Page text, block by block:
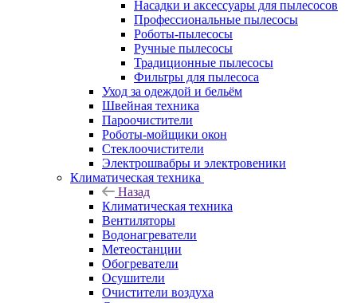
Насадки и аксессуары для пылесосов
Профессиональные пылесосы
Роботы-пылесосы
Ручные пылесосы
Традиционные пылесосы
Фильтры для пылесоса
Уход за одеждой и бельём
Швейная техника
Пароочистители
Роботы-мойщики окон
Стеклоочистители
Электрошвабры и электровеники
Климатическая техника
Назад
Климатическая техника
Вентиляторы
Водонагреватели
Метеостанции
Обогреватели
Осушители
Очистители воздуха